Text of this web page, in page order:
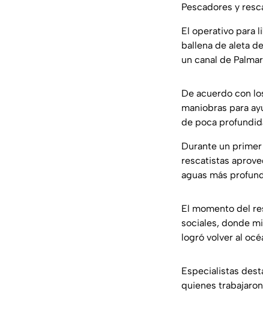
Pescadores y
El operativo para
ballena de aleta
un canal de
De acuerdo con
maniobras para
de poca
Durante un
rescatistas
aguas más
El momento del
sociales, donde
logró volver al
Especialistas
quienes